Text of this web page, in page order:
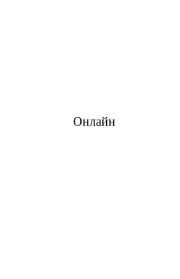
Онлайн